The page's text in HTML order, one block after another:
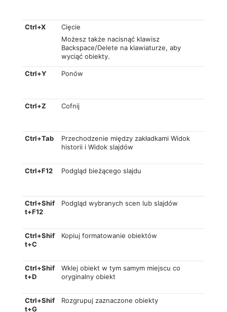
Ctrl+X
Cięcie
Możesz także nacisnąć klawisz
Backspace/Delete na klawiaturze, aby
wyciąć obiekty.
Ctrl+Y Ponów
Ctrl+Z Cofnij
Ctrl+Tab
Przechodzenie między zakładkami Widok
historii i Widok slajdów
Ctrl+F12 Podgląd bieżącego slajdu
Ctrl+Shif
t+F12
Podgląd wybranych scen lub slajdów
Ctrl+Shif
t+C
Kopiuj formatowanie obiektów
Ctrl+Shif
t+D
Wklej obiekt w tym samym miejscu co
oryginalny obiekt
Ctrl+Shif
t+G
Rozgrupuj zaznaczone obiekty